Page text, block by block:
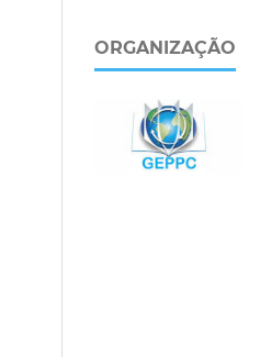
ORGANIZAÇÃO